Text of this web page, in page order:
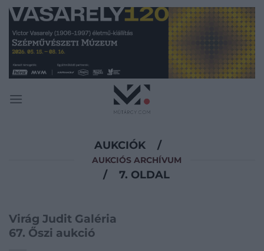
Skip
content
AUKCIÓK /
AUKCIÓS ARCHÍVUM
/ 7. OLDAL
Virág Judit Galéria
67. Őszi aukció